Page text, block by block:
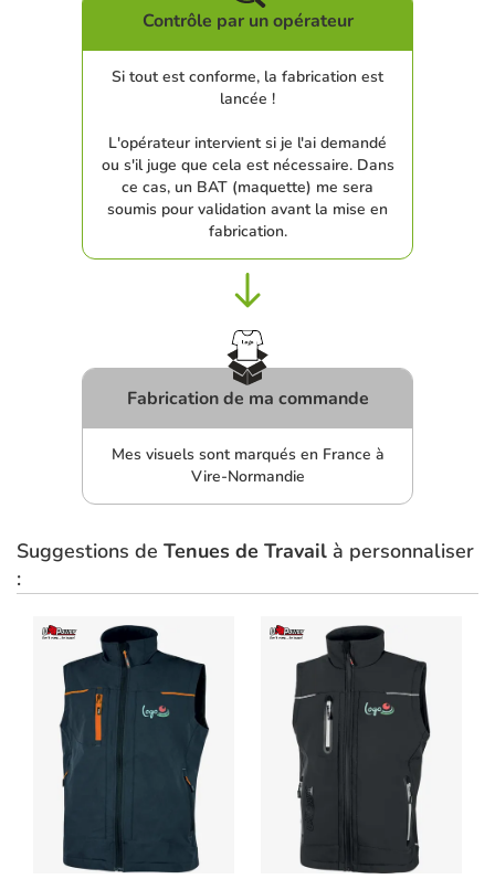
Contrôle par un opérateur
Si tout est conforme, la fabrication est
lancée !
L'opérateur intervient si je l'ai demandé
ou s'il juge que cela est nécessaire. Dans
ce cas, un BAT (maquette) me sera
soumis pour validation avant la mise en
fabrication.
Fabrication de ma commande
Mes visuels sont marqués en France à
Vire-Normandie
Suggestions de Tenues de Travail à personnaliser
: